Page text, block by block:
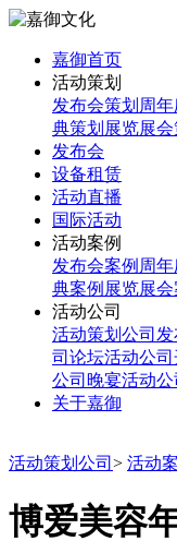
嘉御首页
活动策划
发布会策划 周
典策划 展览展会
发布会
设备租赁
活动直播
国际活动
活动案例
发布会案例 周
典案例 展览展会
活动公司
活动策划公司
司 论坛活动公司
公司 晚宴活动公
关于嘉御
活动策划公司 > 活动
博爱美容